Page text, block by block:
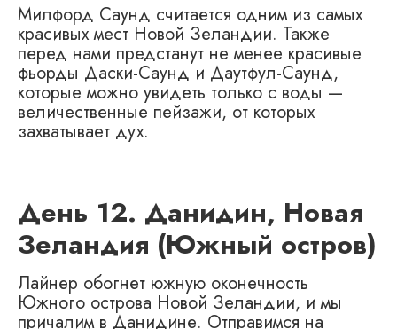
Милфорд Саунд считается одним из самых
красивых мест Новой Зеландии. Также
перед нами предстанут не менее красивые
фьорды Даски-Саунд и Даутфул-Саунд,
которые можно увидеть только с воды —
величественные пейзажи, от которых
захватывает дух.
День 12. Данидин, Новая
Зеландия (Южный остров)
Лайнер обогнет южную оконечность
Южного острова Новой Зеландии, и мы
причалим в Данидине. Отправимся на